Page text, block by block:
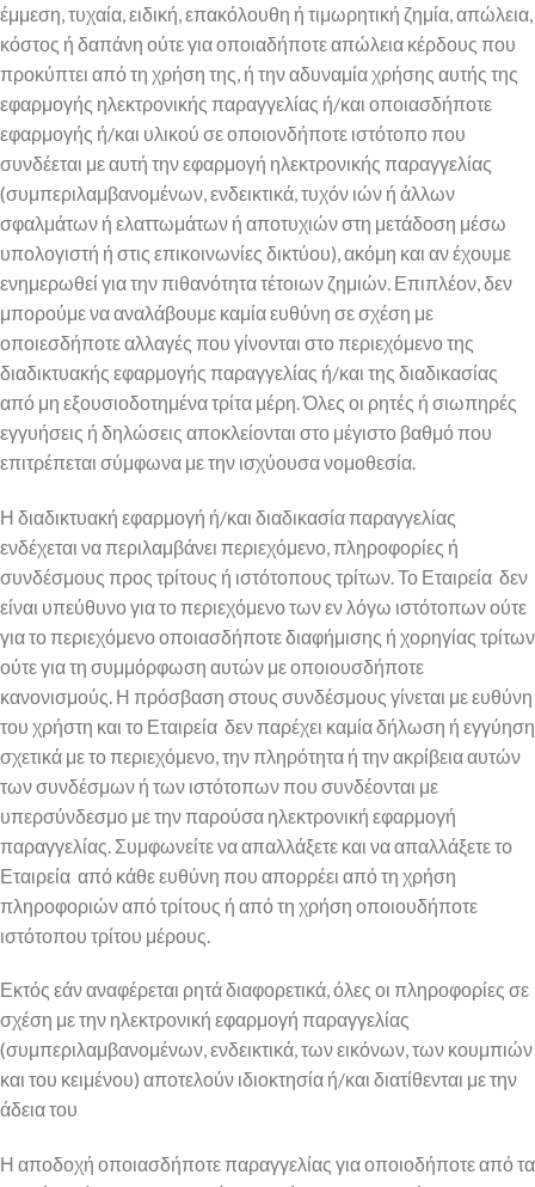
έμμεση, τυχαία, ειδική, επακόλουθη ή τιμωρητική ζημία, απώλεια,
κόστος ή δαπάνη ούτε για οποιαδήποτε απώλεια κέρδους που
προκύπτει από τη χρήση της, ή την αδυναμία χρήσης αυτής της
εφαρμογής ηλεκτρονικής παραγγελίας ή/και οποιασδήποτε
εφαρμογής ή/και υλικού σε οποιονδήποτε ιστότοπο που
συνδέεται με αυτή την εφαρμογή ηλεκτρονικής παραγγελίας
(συμπεριλαμβανομένων, ενδεικτικά, τυχόν ιών ή άλλων
σφαλμάτων ή ελαττωμάτων ή αποτυχιών στη μετάδοση μέσω
υπολογιστή ή στις επικοινωνίες δικτύου), ακόμη και αν έχουμε
ενημερωθεί για την πιθανότητα τέτοιων ζημιών. Επιπλέον, δεν
μπορούμε να αναλάβουμε καμία ευθύνη σε σχέση με
οποιεσδήποτε αλλαγές που γίνονται στο περιεχόμενο της
διαδικτυακής εφαρμογής παραγγελίας ή/και της διαδικασίας
από μη εξουσιοδοτημένα τρίτα μέρη. Όλες οι ρητές ή σιωπηρές
εγγυήσεις ή δηλώσεις αποκλείονται στο μέγιστο βαθμό που
επιτρέπεται σύμφωνα με την ισχύουσα νομοθεσία.
Η διαδικτυακή εφαρμογή ή/και διαδικασία παραγγελίας
ενδέχεται να περιλαμβάνει περιεχόμενο, πληροφορίες ή
συνδέσμους προς τρίτους ή ιστότοπους τρίτων. Το Εταιρεία δεν
είναι υπεύθυνο για το περιεχόμενο των εν λόγω ιστότοπων ούτε
για το περιεχόμενο οποιασδήποτε διαφήμισης ή χορηγίας τρίτων
ούτε για τη συμμόρφωση αυτών με οποιουσδήποτε
κανονισμούς. Η πρόσβαση στους συνδέσμους γίνεται με ευθύνη
του χρήστη και το Εταιρεία δεν παρέχει καμία δήλωση ή εγγύηση
σχετικά με το περιεχόμενο, την πληρότητα ή την ακρίβεια αυτών
των συνδέσμων ή των ιστότοπων που συνδέονται με
υπερσύνδεσμο με την παρούσα ηλεκτρονική εφαρμογή
παραγγελίας. Συμφωνείτε να απαλλάξετε και να απαλλάξετε το
Εταιρεία από κάθε ευθύνη που απορρέει από τη χρήση
πληροφοριών από τρίτους ή από τη χρήση οποιουδήποτε
ιστότοπου τρίτου μέρους.
Εκτός εάν αναφέρεται ρητά διαφορετικά, όλες οι πληροφορίες σε
σχέση με την ηλεκτρονική εφαρμογή παραγγελίας
(συμπεριλαμβανομένων, ενδεικτικά, των εικόνων, των κουμπιών
και του κειμένου) αποτελούν ιδιοκτησία ή/και διατίθενται με την
άδεια του
Η αποδοχή οποιασδήποτε παραγγελίας για οποιοδήποτε από τα